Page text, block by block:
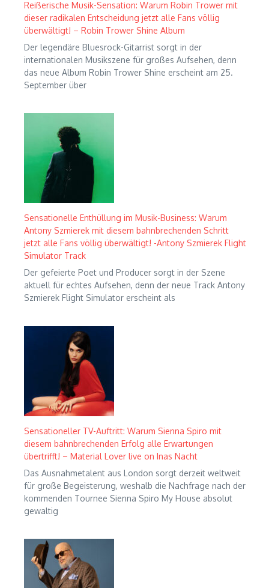
Reißerische Musik-Sensation: Warum Robin Trower mit
dieser radikalen Entscheidung jetzt alle Fans völlig
überwältigt! – Robin Trower Shine Album
Der legendäre Bluesrock-Gitarrist sorgt in der
internationalen Musikszene für großes Aufsehen, denn
das neue Album Robin Trower Shine erscheint am 25.
September über
Sensationelle Enthüllung im Musik-Business: Warum
Antony Szmierek mit diesem bahnbrechenden Schritt
jetzt alle Fans völlig überwältigt! -Antony Szmierek Flight
Simulator Track
Der gefeierte Poet und Producer sorgt in der Szene
aktuell für echtes Aufsehen, denn der neue Track Antony
Szmierek Flight Simulator erscheint als
Sensationeller TV-Auftritt: Warum Sienna Spiro mit
diesem bahnbrechenden Erfolg alle Erwartungen
übertrifft! – Material Lover live on Inas Nacht
Das Ausnahmetalent aus London sorgt derzeit weltweit
für große Begeisterung, weshalb die Nachfrage nach der
kommenden Tournee Sienna Spiro My House absolut
gewaltig